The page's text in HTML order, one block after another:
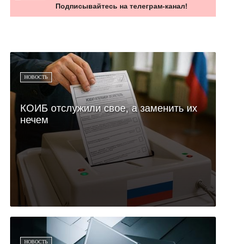
Подписывайтесь на телеграм-канал!
НОВОСТЬ
КОИБ отслужили свое, а заменить их
нечем
НОВОСТЬ